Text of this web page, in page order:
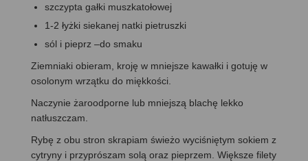
szczypta gałki muszkatołowej
1-2 łyżki siekanej natki pietruszki
sól i pieprz –do smaku
Ziemniaki obieram, kroję w mniejsze kawałki i gotuję w
osolonym wrzątku do miękkości.
Naczynie żaroodporne lub mniejszą blachę lekko
natłuszczam.
Rybę z obu stron skrapiam świeżo wyciśniętym sokiem z
cytryny i przyprószam solą oraz pieprzem. Większe filety